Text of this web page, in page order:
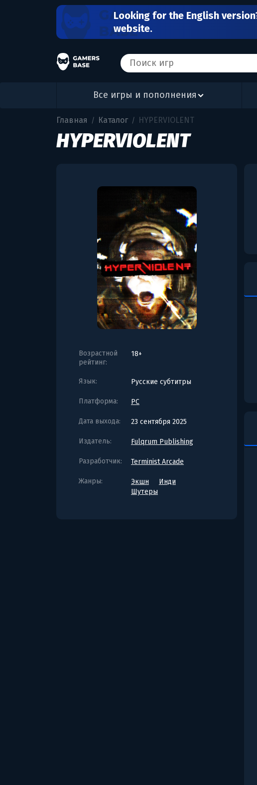
Looking for the English
website.
Все игры и пополнения
Главная / Каталог / HYPERVIOLENT
HYPERVIOLENT
Возрастной
рейтинг:
18+
Язык: Русские субтитры
Платформа: PC
Дата выхода: 23 сентября 2025
Издатель: Fulqrum Publishing
Разработчик: Terminist Arcade
Жанры: Экшн
Инди
Шутеры